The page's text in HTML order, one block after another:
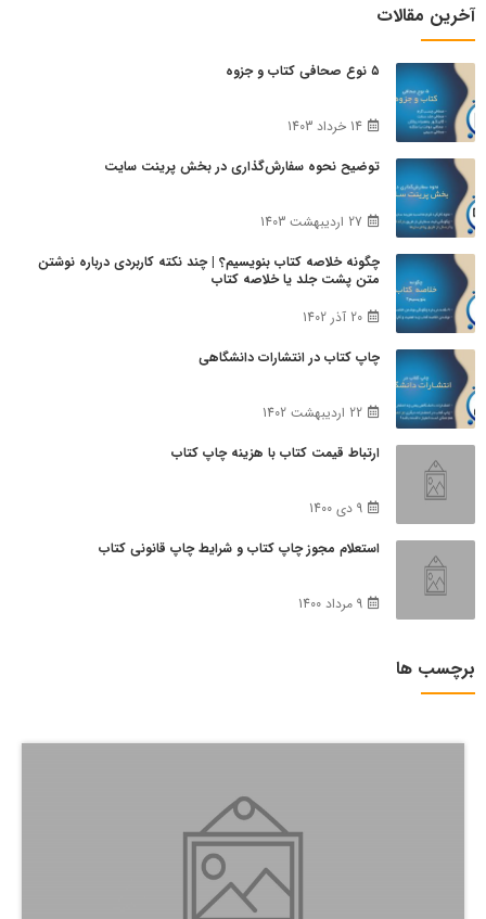
آخرین مقالات
۵ نوع صحافی کتاب و جزوه
14 خرداد 1403
توضیح نحوه سفارش‌گذاری در بخش پرینت سایت
27 اردیبهشت 1403
چگونه خلاصه کتاب بنویسیم؟ | چند نکته کاربردی درباره نوشتن
متن پشت جلد یا خلاصه کتاب
20 آذر 1402
چاپ کتاب در انتشارات دانشگاهی
22 اردیبهشت 1402
ارتباط قیمت کتاب با هزینه چاپ کتاب
9 دی 1400
استعلام مجوز چاپ کتاب و شرایط چاپ قانونی کتاب
9 مرداد 1400
برچسب ها